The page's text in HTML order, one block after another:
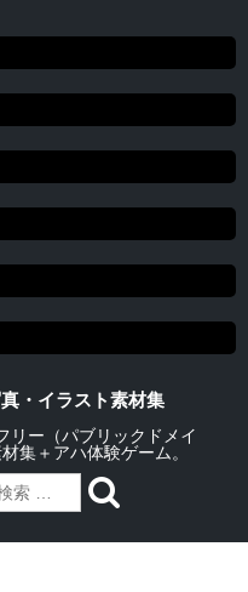
・イラスト素材集
リー（パブリックドメイ
集＋アハ体験ゲーム。